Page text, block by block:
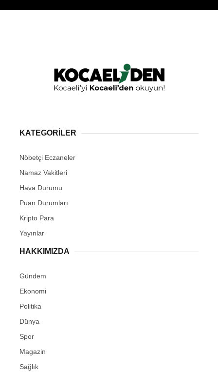
KATEGORİLER
Nöbetçi Eczaneler
Namaz Vakitleri
Hava Durumu
Puan Durumları
Kripto Para
Yayınlar
HAKKIMIZDA
Gündem
Ekonomi
Politika
Dünya
Spor
Magazin
Sağlık